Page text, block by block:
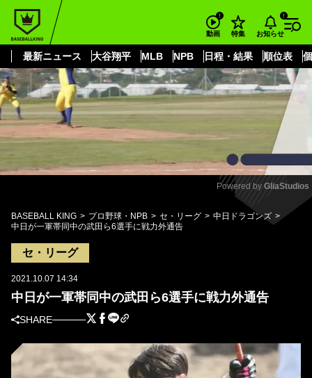
動画 特集 お知らせ
最新ニュース 大谷翔平 MLB NPB 日程・結果 順位表
もっと見る
Mute
Powered by GliaStudios
BASEBALL KING プロ野球・NPB セ・リーグ
中日ドラゴンズ
中日が一軍帯同中の武田ら6選手に戦力外通告
セ・リーグ
2021.10.07 14:34
中日が一軍帯同中の武田ら6選手に戦力外通告
SHARE